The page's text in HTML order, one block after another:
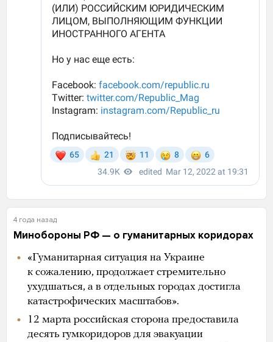
4 года назад
Минобороны РФ — о гуманитарных коридорах
«Гуманитарная ситуация на Украине
к сожалению, продолжает стремительно
ухудшаться, а в отдельных городах достигла
катастрофических масштабов».
12 марта российская сторона предоставила
десять гумкоридоров для эвакуации